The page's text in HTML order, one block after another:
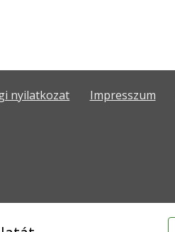
nyilatkozat Impresszum